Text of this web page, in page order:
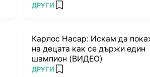
ПОВЕЧЕ ОТ
ДРУГИ add favorites
Карлос Насар: Искам да
на децата как се държи един
шампион (ВИДЕО)
ПОВЕЧЕ ОТ
ДРУГИ add favorites